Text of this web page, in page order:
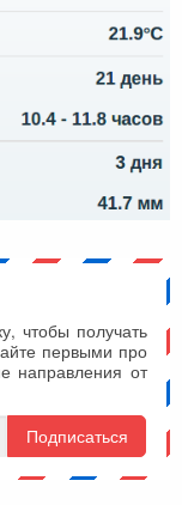
чтобы получать
первыми про
направления от